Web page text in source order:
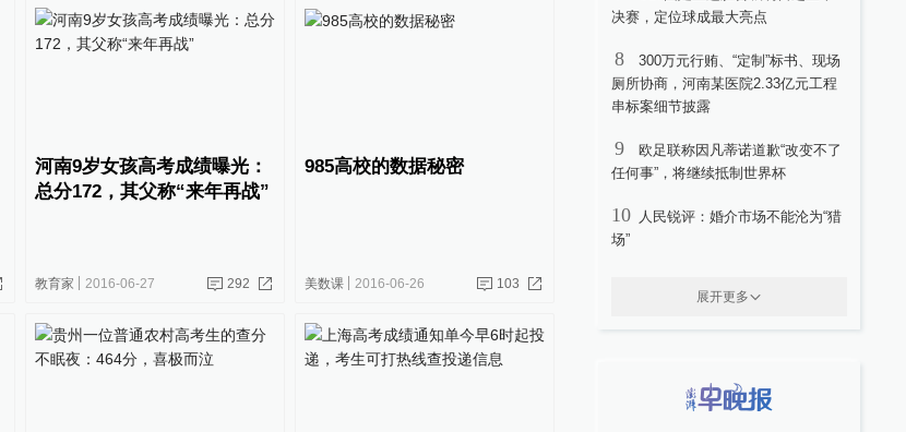
河南9岁女孩高考成绩曝光：
总分172，其父称“来年再战”
教育家 2016-06-27 292
985高校的数据秘密
美数课 2016-06-26 103
决赛，定位球成最大亮点
8
300万元行贿、“定制”标书、现场
厕所协商，河南某医院2.33亿元工程
串标案细节披露
9
欧足联称因凡蒂诺道歉“改变不了
任何事”，将继续抵制世界杯
10 人民锐评：婚介市场不能沦为“猎
场”
展开更多